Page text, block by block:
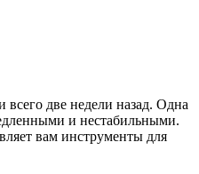
две недели назад. Одна
и нестабильными.
вам инструменты для